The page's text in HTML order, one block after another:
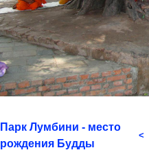
Парк Лумбини - место
рождения Будды
<